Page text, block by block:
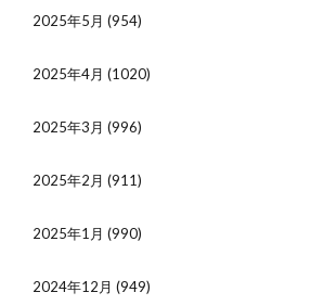
2025年5月 (954)
2025年4月 (1020)
2025年3月 (996)
2025年2月 (911)
2025年1月 (990)
2024年12月 (949)